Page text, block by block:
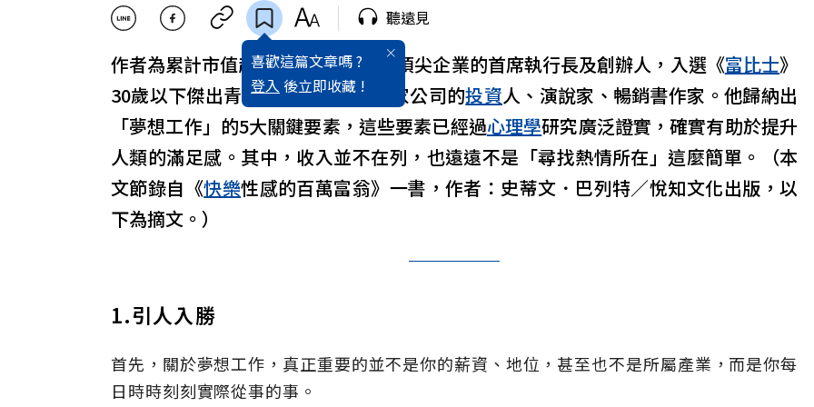
喜歡這篇文章嗎 ?
登入 後立即收藏 !
聽遠見
作者為累計市值超過10億美元，4家頂尖企業的首席執行長及創辦人，入選《富比士》
30歲以下傑出青年榜，同時是40多家公司的投資人、演說家、暢銷書作家。他歸納出
「夢想工作」的5大關鍵要素，這些要素已經過心理學研究廣泛證實，確實有助於提升
人類的滿足感。其中，收入並不在列，也遠遠不是「尋找熱情所在」這麼簡單。（本
文節錄自《快樂性感的百萬富翁》一書，作者：史蒂文．巴列特／悅知文化出版，以
下為摘文。）
1.引人入勝
首先，關於夢想工作，真正重要的並不是你的薪資、地位，甚至也不是所屬產業，而是你每
日時時刻刻實際從事的事。